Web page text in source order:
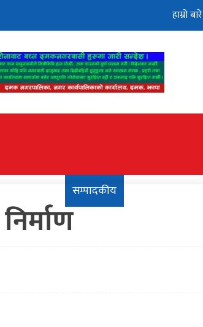
हाम्रो बारे
सम्पादकीय